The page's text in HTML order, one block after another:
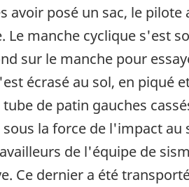
avoir posé un sac, le
Le manche cyclique s'est
sur le manche pour
écrasé au sol, en piqué
de patin gauches
la force de l'impact
de l'équipe de
Ce dernier a été